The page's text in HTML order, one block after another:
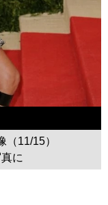
（11/15）
に